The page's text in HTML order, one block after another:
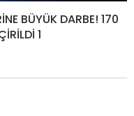
BÜYÜK DARBE! 170
1